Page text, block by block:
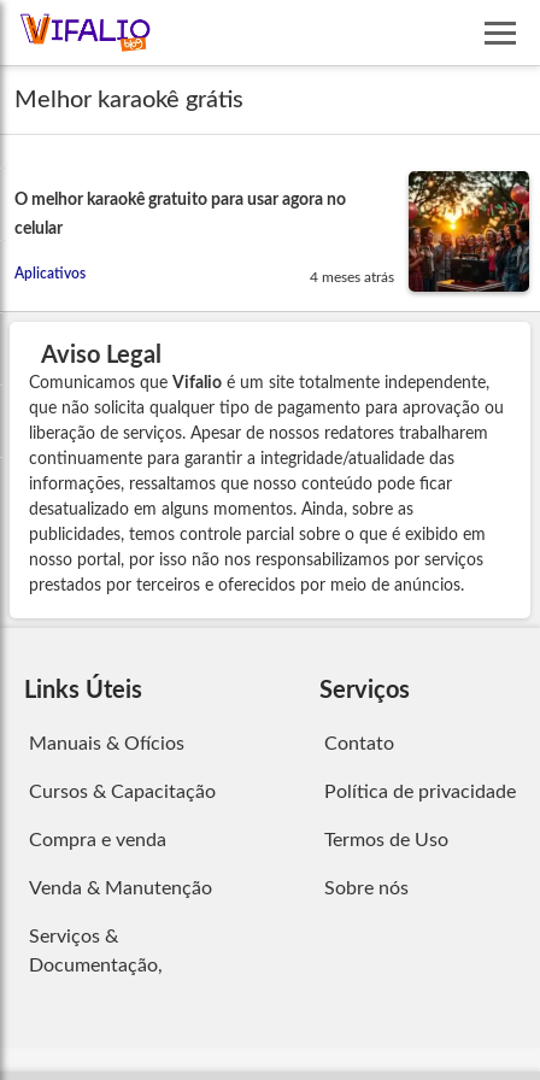
Melhor karaokê grátis
O melhor karaokê gratuito para usar agora no
celular
Aplicativos 4 meses atrás
Aviso Legal
Comunicamos que Vifalio é um site totalmente independente,
que não solicita qualquer tipo de pagamento para aprovação ou
liberação de serviços. Apesar de nossos redatores trabalharem
continuamente para garantir a integridade/atualidade das
informações, ressaltamos que nosso conteúdo pode ficar
desatualizado em alguns momentos. Ainda, sobre as
publicidades, temos controle parcial sobre o que é exibido em
nosso portal, por isso não nos responsabilizamos por serviços
prestados por terceiros e oferecidos por meio de anúncios.
Links Úteis
Manuais & Ofícios
Cursos & Capacitação
Compra e venda
Venda & Manutenção
Serviços &
Documentação,
Serviços
Contato
Política de privacidade
Termos de Uso
Sobre nós